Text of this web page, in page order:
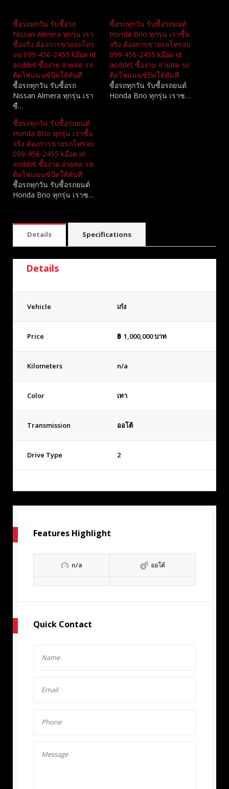
ซื้อรถทุกวัน รับซื้อรถ
Nissan Almera ทุกรุ่น เรา
ซื้อจริง ต้องการขายรถโทร
จบ 099-456-2455 kอ๊อด id
aoddet ซื้อง่าย จ่ายสด รถ
ติดไฟแนนซ์ปิดให้ทันที
ซื้อรถทุกวัน รับซื้อรถ
Nissan Almera ทุกรุ่น เรา
ซื…
ซื้อรถทุกวัน รับซื้อรถยนต์
Honda Brio ทุกรุ่น เราซื้อ
จริง ต้องการขายรถโทรจบ
099-456-2455 kอ๊อด id
aoddet ซื้อง่าย จ่ายสด รถ
ติดไฟแนนซ์ปิดให้ทันที
ซื้อรถทุกวัน รับซื้อรถยนต์
Honda Brio ทุกรุ่น เราซ…
ซื้อรถทุกวัน รับซื้อรถยนต์
Honda Brio ทุกรุ่น เราซื้อ
จริง ต้องการขายรถโทรจบ
099-456-2455 kอ๊อด id
aoddet ซื้อง่าย จ่ายสด รถ
ติดไฟแนนซ์ปิดให้ทันที
ซื้อรถทุกวัน รับซื้อรถยนต์
Honda Brio ทุกรุ่น เราซ…
Details Specifications
Details
Vehicle เก๋ง
Price ฿ 1,000,000บาท
Kilometers n/a
Color เทา
Transmission ออโต้
Drive Type 2
Features Highlight
n/a ออโต้
Quick Contact